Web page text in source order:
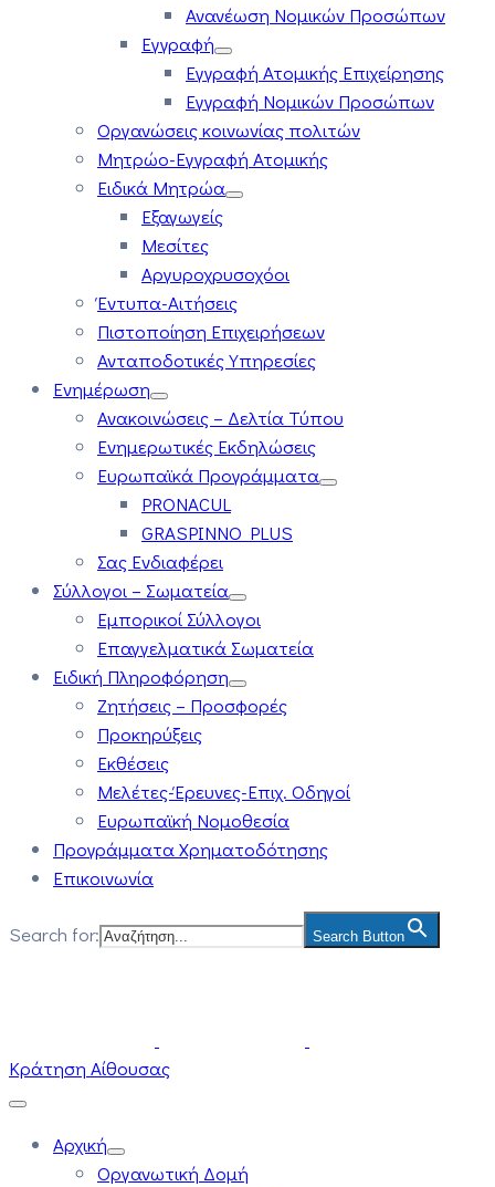
Ανανέωση Νομικών Προσώπων
Εγγραφή
Εγγραφή Ατομικής Επιχείρησης
Εγγραφή Νομικών Προσώπων
Οργανώσεις κοινωνίας πολιτών
Μητρώο-Εγγραφή Ατομικής
Ειδικά Μητρώα
Εξαγωγείς
Μεσίτες
Αργυροχρυσοχόοι
Έντυπα-Αιτήσεις
Πιστοποίηση Επιχειρήσεων
Ανταποδοτικές Υπηρεσίες
Ενημέρωση
Ανακοινώσεις – Δελτία Τύπου
Ενημερωτικές Εκδηλώσεις
Ευρωπαϊκά Προγράμματα
PRONACUL
GRASPINNO PLUS
Σας Ενδιαφέρει
Σύλλογοι – Σωματεία
Εμπορικοί Σύλλογοι
Επαγγελματικά Σωματεία
Ειδική Πληροφόρηση
Ζητήσεις – Προσφορές
Προκηρύξεις
Εκθέσεις
Μελέτες-Έρευνες-Επιχ. Οδηγοί
Ευρωπαϊκή Νομοθεσία
Προγράμματα Χρηματοδότησης
Επικοινωνία
Search for: Search Button
Κράτηση Αίθουσας
Αρχική
Οργανωτική Δομή